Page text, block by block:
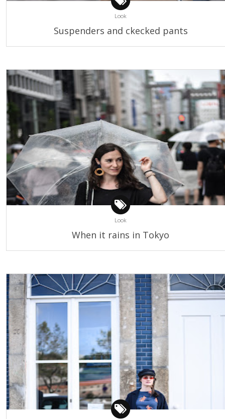
Look
Suspenders and ckecked pants
Look
When it rains in Tokyo